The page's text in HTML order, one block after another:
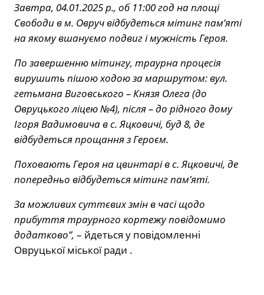
Завтра, 04.01.2025 р., об 11:00 год на площі
Свободи в м. Овруч відбудеться мітинг пам’яті
на якому вшануємо подвиг і мужність Героя.
По завершенню мітингу, траурна процесія
вирушить пішою ходою за маршрутом: вул.
гетьмана Виговського – Князя Олега (до
Овруцького ліцею №4), після – до рідного дому
Ігоря Вадимовича в с. Яцковичі, буд 8, де
відбудеться прощання з Героєм.
Поховають Героя на цвинтарі в с. Яцковичі, де
попередньо відбудеться мітинг пам’яті.
За можливих суттєвих змін в часі щодо
прибуття траурного кортежу повідомимо
додатково”, – йдеться у повідомленні
Овруцької міської ради .